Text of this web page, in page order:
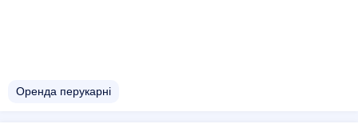
Оренда перукарні